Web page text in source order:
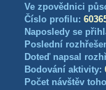
Ve zpovědnici
Číslo profilu:
Naposledy se
Poslední
Doteď napsal
Bodování aktivity:
Počet návštěv